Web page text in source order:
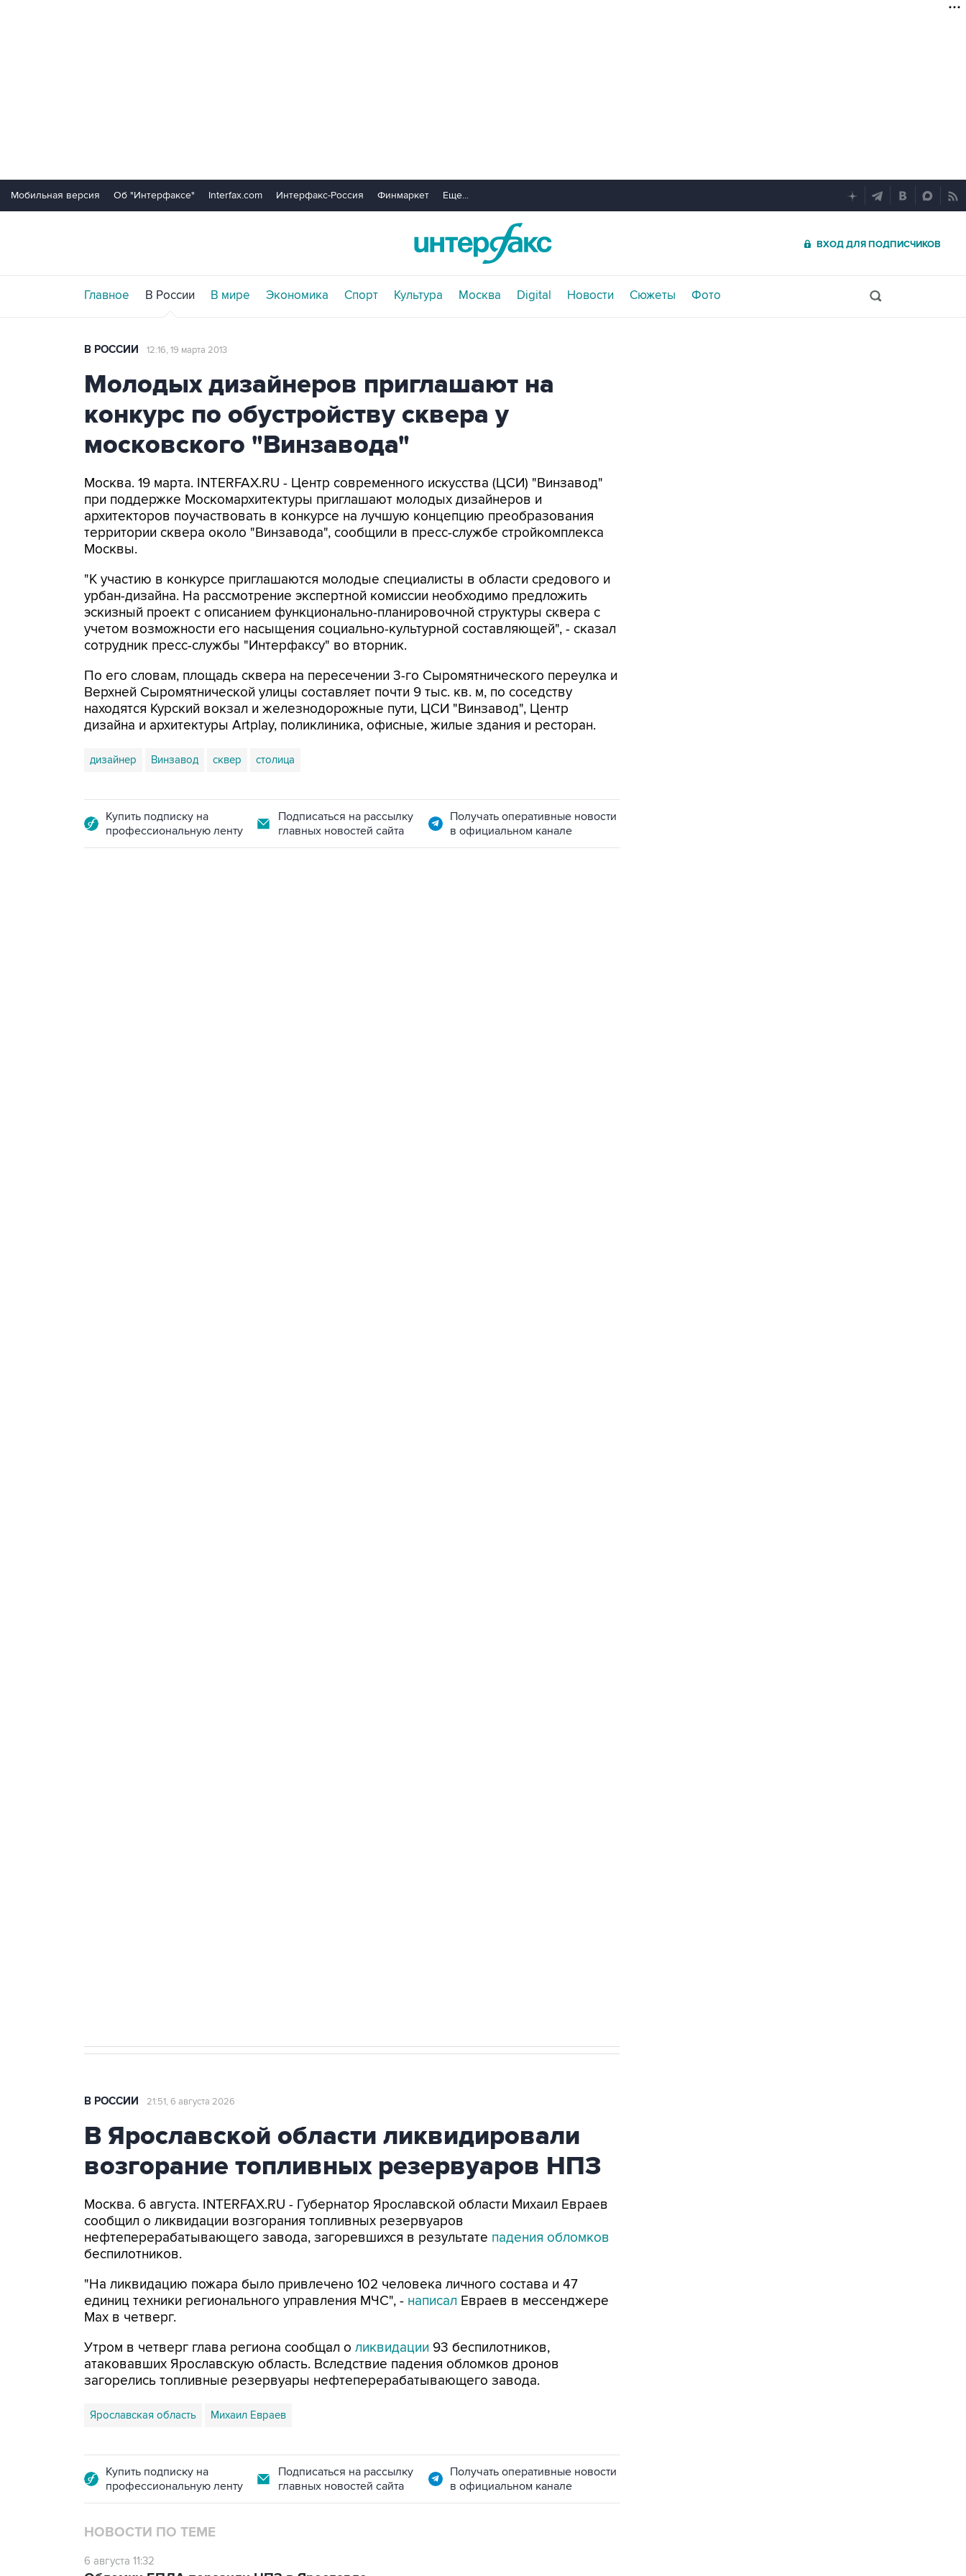
Мобильная версия Об "Интерфаксе" Interfax.com Интерфакс-Россия Финмаркет Еще...
ВХОД ДЛЯ ПОДПИСЧИКОВ
Главное В России В мире Экономика Спорт Культура Москва Digital Новости Сюжеты Фото
В РОССИИ 12:16, 19 марта 2013
Молодых дизайнеров приглашают на
конкурс по обустройству сквера у
московского "Винзавода"
Москва. 19 марта. INTERFAX.RU - Центр современного искусства (ЦСИ) "Винзавод"
при поддержке Москомархитектуры приглашают молодых дизайнеров и
архитекторов поучаствовать в конкурсе на лучшую концепцию преобразования
территории сквера около "Винзавода", сообщили в пресс-службе стройкомплекса
Москвы.
"К участию в конкурсе приглашаются молодые специалисты в области средового и
урбан-дизайна. На рассмотрение экспертной комиссии необходимо предложить
эскизный проект с описанием функционально-планировочной структуры сквера с
учетом возможности его насыщения социально-культурной составляющей", - сказал
сотрудник пресс-службы "Интерфаксу" во вторник.
По его словам, площадь сквера на пересечении 3-го Сыромятнического переулка и
Верхней Сыромятнической улицы составляет почти 9 тыс. кв. м, по соседству
находятся Курский вокзал и железнодорожные пути, ЦСИ "Винзавод", Центр
дизайна и архитектуры Artplaу, поликлиника, офисные, жилые здания и ресторан.
дизайнер Винзавод сквер столица
Купить подписку на
профессиональную ленту
Подписаться на рассылку
главных новостей сайта
Получать оперативные новости
в официальном канале
В РОССИИ 21:51, 6 августа 2026
В Ярославской области ликвидировали
возгорание топливных резервуаров НПЗ
Москва. 6 августа. INTERFAX.RU - Губернатор Ярославской области Михаил Евраев
сообщил о ликвидации возгорания топливных резервуаров
нефтеперерабатывающего завода, загоревшихся в результате падения обломков
беспилотников.
"На ликвидацию пожара было привлечено 102 человека личного состава и 47
единиц техники регионального управления МЧС", - написал Евраев в мессенджере
Мах в четверг.
Утром в четверг глава региона сообщал о ликвидации 93 беспилотников,
атаковавших Ярославскую область. Вследствие падения обломков дронов
загорелись топливные резервуары нефтеперерабатывающего завода.
Ярославская область Михаил Евраев
Купить подписку на
профессиональную ленту
Подписаться на рассылку
главных новостей сайта
Получать оперативные новости
в официальном канале
НОВОСТИ ПО ТЕМЕ
6 августа 11:32